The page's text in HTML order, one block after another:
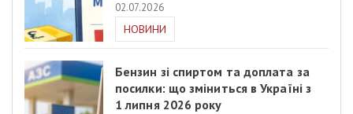
02.07.2026
НОВИНИ
Бензин зі спиртом та доплата за
посилки: що зміниться в Україні з
1 липня 2026 року